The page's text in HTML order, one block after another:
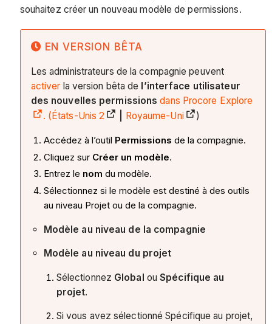
souhaitez créer un nouveau modèle de permissions.
EN VERSION BÊTA
Les administrateurs de la compagnie peuvent
activer la version bêta de l’interface utilisateur
des nouvelles permissionsdans Procore Explore
. ( États-Unis 2 Royaume-Uni )
Accédez à l’outil Permissions de la compagnie.
Cliquez sur Créer un modèle.
Entrez le nom du modèle.
Sélectionnez si le modèle est destiné à des outils
au niveau Projet ou de la compagnie.
Modèle au niveau de la compagnie
Modèle au niveau du projet
Sélectionnez Global ouSpécifique au
projet.
Si vous avez sélectionné Spécifique au projet,